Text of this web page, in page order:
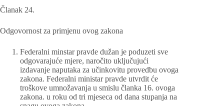
Članak 24.
Odgovornost za primjenu ovog zakona
Federalni minstar pravde dužan je poduzeti sve
odgovarajuće mjere, naročito uključujući
izdavanje naputaka za učinkovitu provedbu ovoga
zakona. Federalni ministar pravde utvrdit će
troškove umnožavanja u smislu članka 16. ovoga
zakona. u roku od tri mjeseca od dana stupanja na